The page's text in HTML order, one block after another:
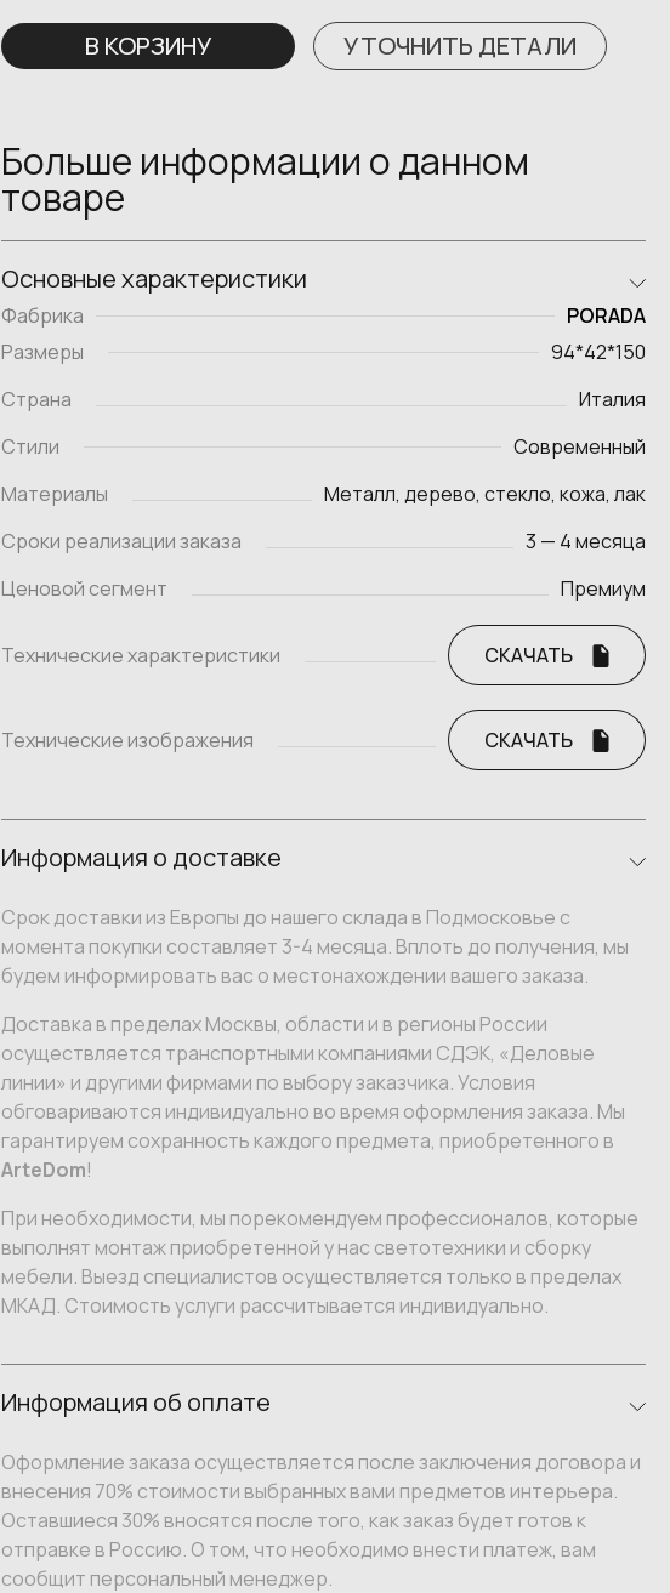
В КОРЗИНУ УТОЧНИТЬ ДЕТАЛИ
Больше информации о данном
товаре
Основные характеристики
Фабрика PORADA
Страна
Италия
Стили
Современный
Материалы
Металл, дерево, стекло, кожа, лак
Сроки реализации заказа
3 — 4 месяца
Ценовой сегмент
Премиум
Технические характеристики СКАЧАТЬ
Технические изображения СКАЧАТЬ
Размеры 94*42*150
Информация о доставке
Срок доставки из Европы до нашего склада в Подмосковье с
момента покупки составляет 3-4 месяца. Вплоть до получения, мы
будем информировать вас о местонахождении вашего заказа.
Доставка в пределах Москвы, области и в регионы России
осуществляется транспортными компаниями СДЭК, «Деловые
линии» и другими фирмами по выбору заказчика. Условия
обговариваются индивидуально во время оформления заказа. Мы
гарантируем сохранность каждого предмета, приобретенного в
ArteDom!
При необходимости, мы порекомендуем профессионалов, которые
выполнят монтаж приобретенной у нас светотехники и сборку
мебели. Выезд специалистов осуществляется только в пределах
МКАД. Стоимость услуги рассчитывается индивидуально.
Информация об оплате
Оформление заказа осуществляется после заключения договора и
внесения 70% стоимости выбранных вами предметов интерьера.
Оставшиеся 30% вносятся после того, как заказ будет готов к
отправке в Россию. О том, что необходимо внести платеж, вам
сообщит персональный менеджер.